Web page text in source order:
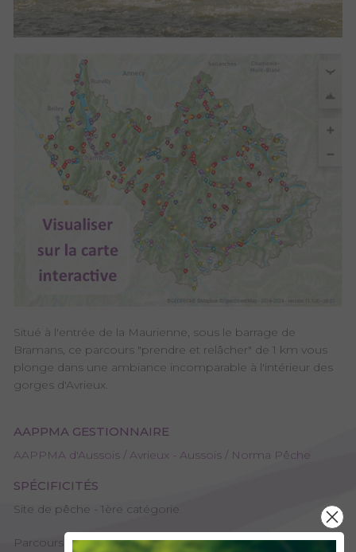
Situé à l'entrée de la Maurienne, sous le barrage de
Bramans, ce parcours "prendre et relâcher" de 1 km vous
plonge dans une ambiance incomparable à l'intérieur des
gorges d'Avrieux.
AAPPMA GESTIONNAIRE
AAPPMA d'Aussois / Avrieux - Aussois / Norma Pêche
SPÉCIFICITÉS
Site de pêche - 1ère catégorie
Parcours Pêche de Savoie, Parcours "prendre et relâcher"